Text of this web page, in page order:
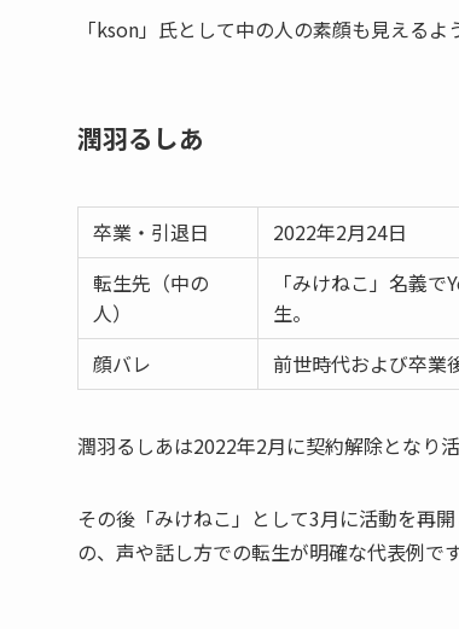
「kson」氏として中の人の素顔も見える
潤羽るしあ
卒業・引退日
2022年2月24日
転生先（中の
人）
「みけねこ」名義
生。
顔バレ
前世時代および卒業
潤羽るしあは2022年2月に契約解除となり
その後「みけねこ」として3月に活動を再
の、声や話し方での転生が明確な代表例です